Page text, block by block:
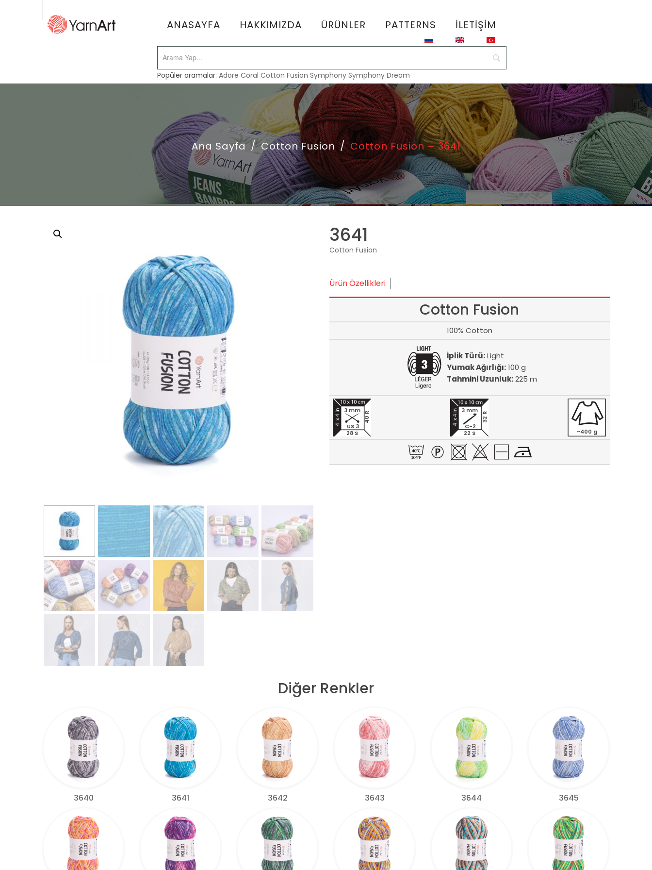
ANASAYFA HAKKIMIZDA ÜRÜNLER PATTERNS İLETIŞIM
Popüler aramalar:Adore Coral Cotton Fusion Symphony Symphony Dream
Ana Sayfa / Cotton Fusion / Cotton Fusion – 3641
3641
Cotton Fusion
Ürün Özellikleri
Cotton Fusion
100% Cotton
İplik Türü:Light
Yumak Ağırlığı:100 g
Tahmini Uzunluk:225 m
28 S
40 R
3 mm
US 3
22 S
32 R
3 mm
C-2
~400 g
Diğer Renkler
3640 3641 3642 3643 3644 3645